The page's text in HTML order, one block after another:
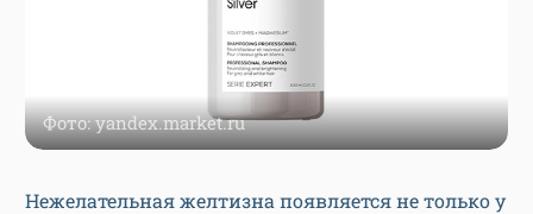
Фото: yandex.market.ru
Нежелательная желтизна появляется не только у